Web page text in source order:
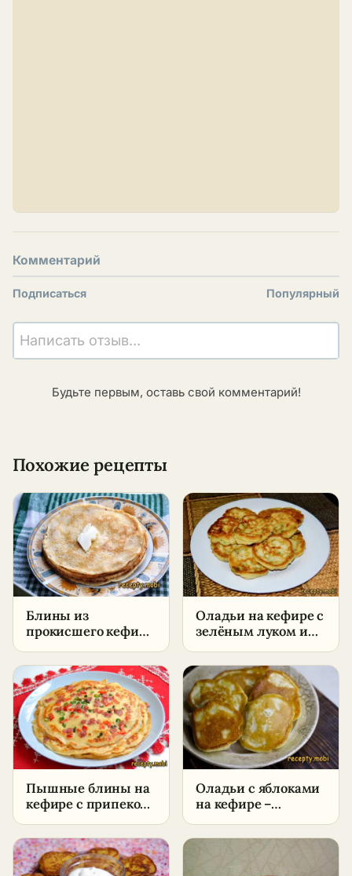
Комментарий
Подписаться Популярный
Написать отзыв...
Будьте первым, оставь свой комментарий!
Похожие рецепты
Блины из
прокисшего кефира
рецепт в домашних
условиях
Оладьи на кефире с
зелёным луком и
рецепт в домашних
условиях
Пышные блины на
кефире с припеком
пошаговый рецепт
в домашних
условиях
Оладьи с яблоками
на кефире –
в домашних